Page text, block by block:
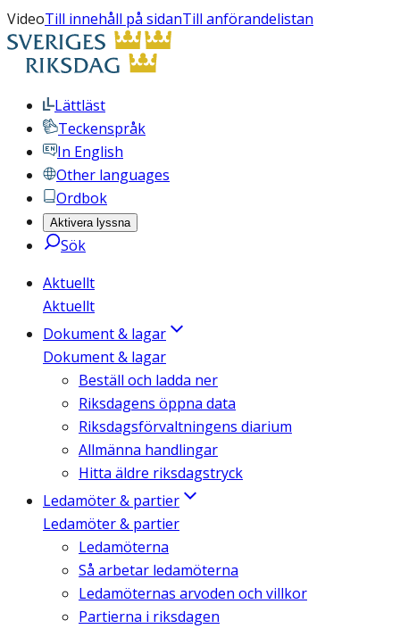
VideoTill innehåll på sidanTill anförandelistan
Lättläst
Teckenspråk
In English
Other languages
Ordbok
Aktivera lyssna
Sök
Aktuellt
Aktuellt
Dokument & lagar
Dokument & lagar
Beställ och ladda ner
Riksdagens öppna data
Riksdagsförvaltningens diarium
Allmänna handlingar
Hitta äldre riksdagstryck
Ledamöter & partier
Ledamöter & partier
Ledamöterna
Så arbetar ledamöterna
Ledamöternas arvoden och villkor
Partierna i riksdagen